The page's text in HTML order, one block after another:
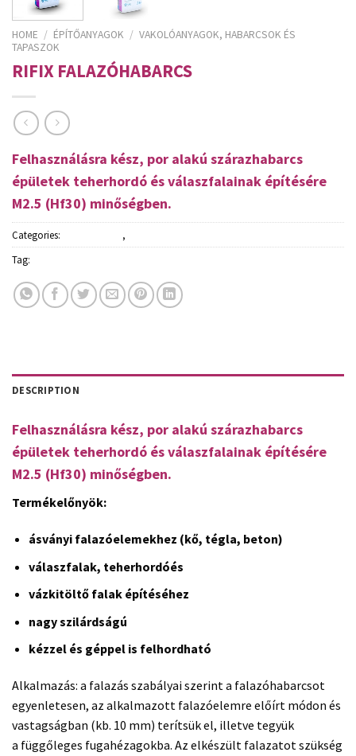
HOME / ÉPÍTŐANYAGOK / VAKOLÓANYAGOK, HABARCSOK ÉS
TAPASZOK
RIFIX FALAZÓHABARCS
Felhasználásra kész, por alakú szárazhabarcs
épületek teherhordó és válaszfalainak építésére
M2.5 (Hf30) minőségben.
Categories: ,
Tag:
DESCRIPTION
Felhasználásra kész, por alakú szárazhabarcs
épületek teherhordó és válaszfalainak építésére
M2.5 (Hf30) minőségben.
Termékelőnyök:
ásványi falazóelemekhez (kő, tégla, beton)
válaszfalak, teherhordóés
vázkitöltő falak építéséhez
nagy szilárdságú
kézzel és géppel is felhordható
Alkalmazás: a falazás szabályai szerint a falazóhabarcsot
egyenletesen, az alkalmazott falazóelemre előírt módon és
vastagságban (kb. 10 mm) terítsük el, illetve tegyük
a függőleges fugahézagokba. Az elkészült falazatot szükség